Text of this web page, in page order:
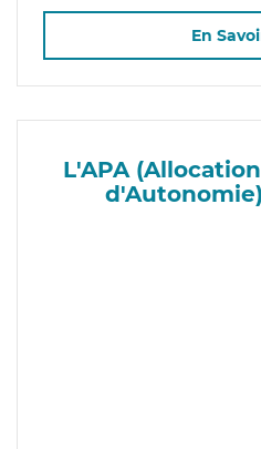
En
L'APA